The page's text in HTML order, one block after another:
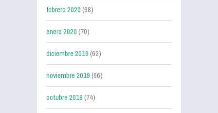
febrero 2020(68)
enero 2020(70)
diciembre 2019(62)
noviembre 2019(66)
octubre 2019(74)